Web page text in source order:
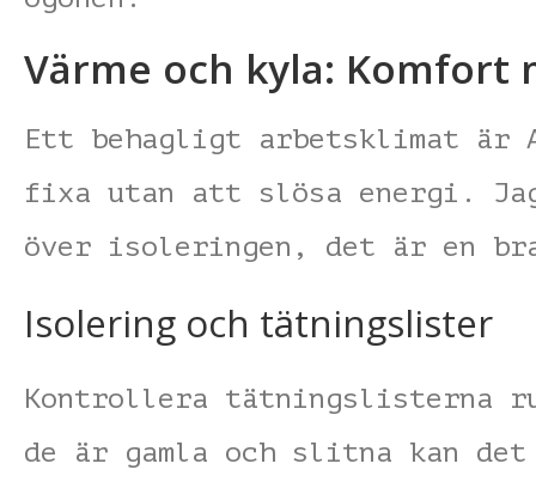
Värme och kyla: Komfort
Ett behagligt arbetsklimat är
fixa utan att slösa energi.
över isoleringen, det är en
Isolering och tätningslister
Kontrollera tätningslisterna
de är gamla och slitna kan